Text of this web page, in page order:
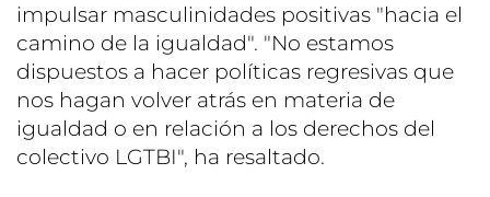
impulsar masculinidades positivas "hacia el
camino de la igualdad". "No estamos
dispuestos a hacer políticas regresivas que
nos hagan volver atrás en materia de
igualdad o en relación a los derechos del
colectivo LGTBI", ha resaltado.